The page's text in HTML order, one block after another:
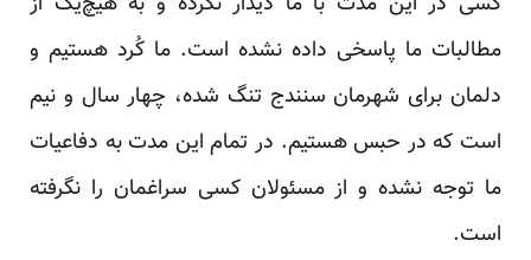
مطالبات ما پاسخی داده نشده است. ما کُرد هستیم و
دلمان برای شهرمان سنندج تنگ شده، چهار سال و نیم
است که در حبس هستیم. در تمام این مدت به دفاعیات
ما توجه نشده و از مسئولان کسی سراغمان را نگرفته
است.